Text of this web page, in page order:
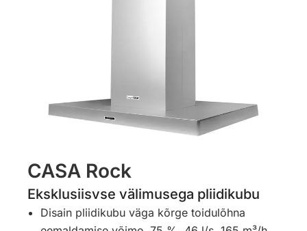
CASA Rock
Eksklusiisvse välimusega pliidikubu
Disain pliidikubu väga kõrge toidulõhna